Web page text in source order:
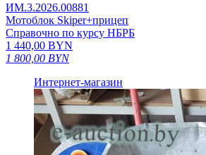
ИМ.3.2026.00881
Мотоблок Skiper+прицеп
Справочно по курсу НБРБ
1 440,00 BYN
1 800,00 BYN
Интернет-магазин